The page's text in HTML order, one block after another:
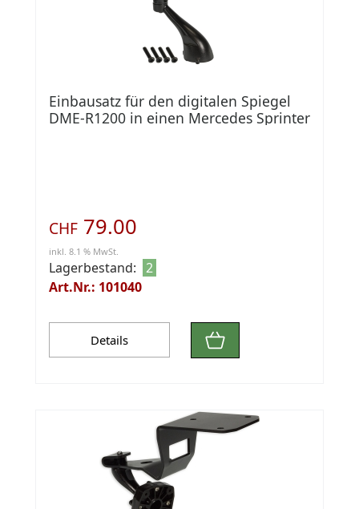
Einbausatz für den digitalen Spiegel
DME-R1200 in einen Mercedes Sprinter
CHF 79.00
inkl. 8.1 % MwSt.
Lagerbestand: 2
Art.Nr.: 101040
Details